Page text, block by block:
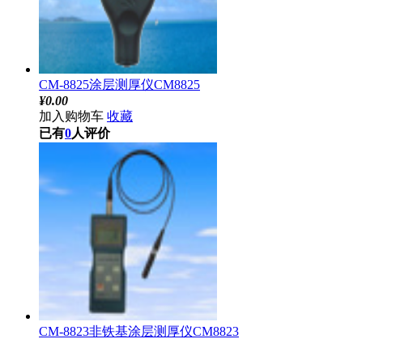
CM-8825涂层测厚仪CM8825
¥0.00
加入购物车 收藏
已有0人评价
CM-8823非铁基涂层测厚仪CM8823